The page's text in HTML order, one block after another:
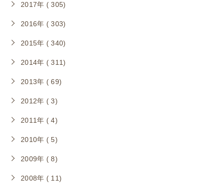
2017年 ( 305)
2016年 ( 303)
2015年 ( 340)
2014年 ( 311)
2013年 ( 69)
2012年 ( 3)
2011年 ( 4)
2010年 ( 5)
2009年 ( 8)
2008年 ( 11)